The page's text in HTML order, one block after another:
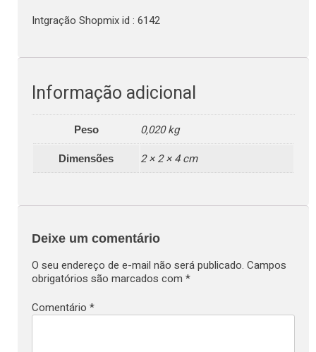
Intgração Shopmix id : 6142
Informação adicional
Peso 0,020 kg
Dimensões 2 × 2 × 4 cm
Deixe um comentário
O seu endereço de e-mail não será publicado. Campos
obrigatórios são marcados com *
Comentário *